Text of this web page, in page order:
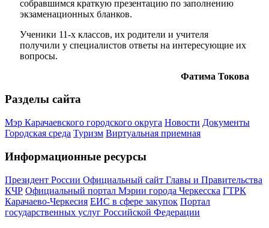
собравшимся краткую презентацию по заполнению
экзаменационных бланков.
Ученики 11-х классов, их родители и учителя
получили у специалистов ответы на интересующие их
вопросы.
Фатима Токова
Разделы сайта
Мэр Карачаевского городского округа Новости Документы
Городская среда Туризм Виртуальная приемная
Информационные ресурсы
Президент России Официальный сайт Главы и Правительства
КЧР Официальный портал Мэрии города Черкесска ГТРК
Карачаево-Черкесия ЕИС в сфере закупок Портал
государственных услуг Российской Федерации